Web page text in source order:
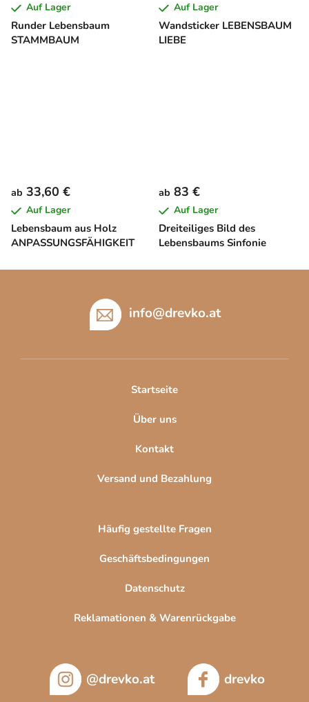
Runder Lebensbaum
STAMMBAUM
Auf Lager
Wandsticker LEBENSBAUM
LIEBE
Auf Lager
Lebensbaum aus Holz
ANPASSUNGSFÄHIGKEIT
ab 33,60 €
Auf Lager
Dreiteiliges Bild des
Lebensbaums Sinfonie
ab 83 €
Auf Lager
info@drevko.at
Startseite
Über uns
Kontakt
Versand und Bezahlung
Häufig gestellte Fragen
Geschäftsbedingungen
Datenschutz
Reklamationen & Warenrückgabe
@drevko.at drevko